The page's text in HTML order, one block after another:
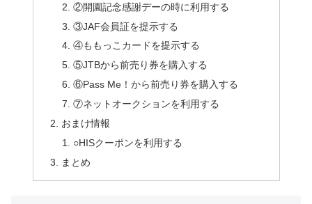
②開園記念感謝デーの時に利用する
③JAF会員証を提示する
④ももっこカードを提示する
⑤JTBから前売り券を購入する
⑥Pass Me！から前売り券を購入する
⑦ネットオークションを利用する
おまけ情報
○HISクーポンを利用する
まとめ